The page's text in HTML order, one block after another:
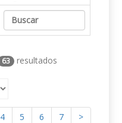
63 resultados
4 5 6 7 >